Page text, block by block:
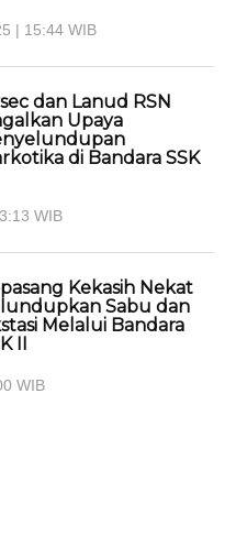
| 15:44 WIB
dan Lanud RSN
Upaya
di Bandara SSK
WIB
Kekasih Nekat
Sabu dan
Melalui Bandara
II
WIB